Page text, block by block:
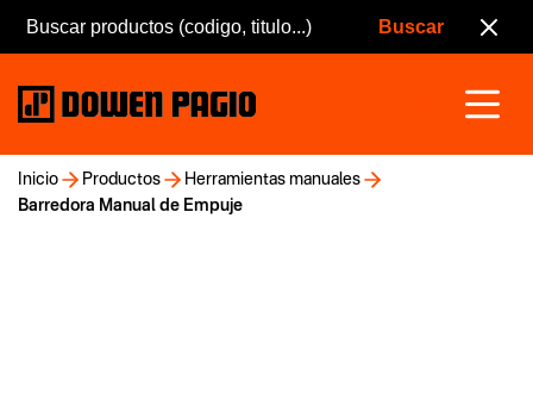
Inicio Productos
Herramientas manuales
Barredora Manual de Empuje